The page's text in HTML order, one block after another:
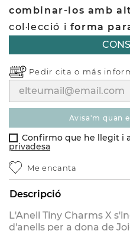
combinar-los amb
col·lecció i forma
Pedir cita o más
avisa'm quan
Confirmo que he llegit i
privadesa
Me encanta
Descripció
L'Anell Tiny Charms X
d'anells per a dona de